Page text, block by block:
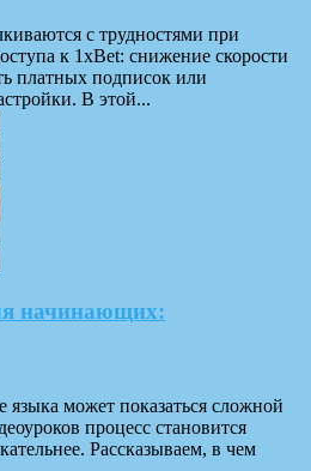
с трудностями при
к 1xBet: снижение скорости
платных подписок или
В этой...
начинающих:
может показаться сложной
процесс становится
Рассказываем, в чем